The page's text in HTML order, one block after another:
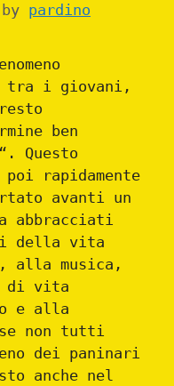
by pardino
tra i giovani,
ben
“. Questo
rapidamente
avanti un
abbracciati
della vita
alla musica,
di vita
e alla
non tutti
dei paninari
anche nel